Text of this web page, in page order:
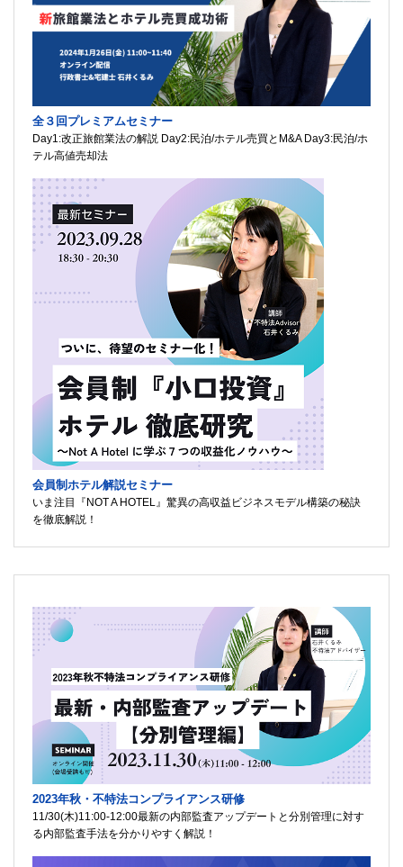
全３回プレミアムセミナー
Day1:改正旅館業法の解説 Day2:民泊/ホテル売買とM&A Day3:民泊/ホ
テル高値売却法
会員制ホテル解説セミナー
いま注目『NOT A HOTEL』驚異の高収益ビジネスモデル構築の秘訣
を徹底解説！
2023年秋・不特法コンプライアンス研修
11/30(木)11:00-12:00最新の内部監査アップデートと分別管理に対す
る内部監査手法を分かりやすく解説！